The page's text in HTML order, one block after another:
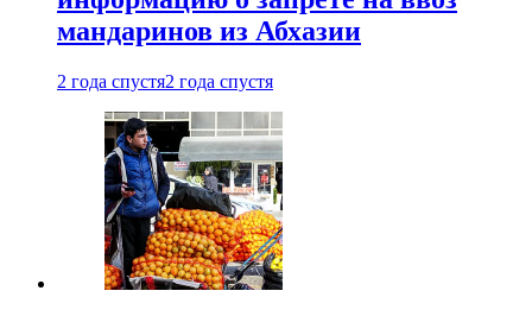
мандаринов из Абхазии
2 года спустя2 года спустя